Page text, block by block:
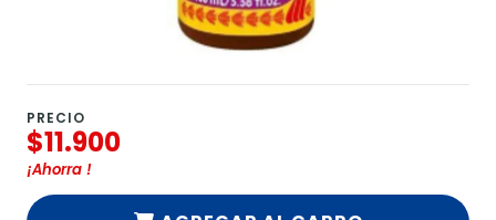
PRECIO
$11.900
¡Ahorra !